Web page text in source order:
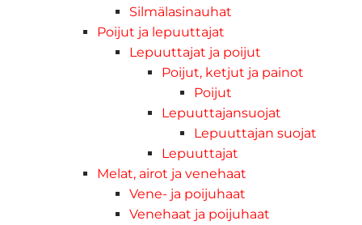
Silmälasinauhat
Poijut ja lepuuttajat
Lepuuttajat ja poijut
Poijut, ketjut ja painot
Poijut
Lepuuttajansuojat
Lepuuttajan suojat
Lepuuttajat
Melat, airot ja venehaat
Vene- ja poijuhaat
Venehaat ja poijuhaat